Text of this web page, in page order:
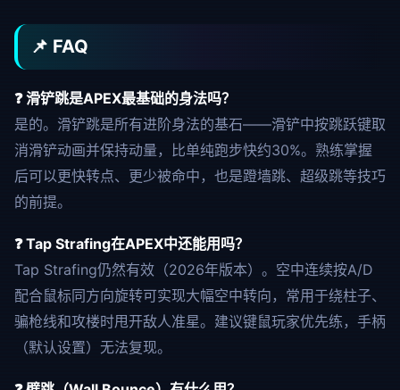
📌 FAQ
❓ 滑铲跳是APEX最基础的身法吗？
是的。滑铲跳是所有进阶身法的基石——滑铲中按跳跃键取
消滑铲动画并保持动量，比单纯跑步快约30%。熟练掌握
后可以更快转点、更少被命中，也是蹬墙跳、超级跳等技巧
的前提。
❓ Tap Strafing在APEX中还能用吗？
Tap Strafing仍然有效（2026年版本）。空中连续按A/D
配合鼠标同方向旋转可实现大幅空中转向，常用于绕柱子、
骗枪线和攻楼时甩开敌人准星。建议键鼠玩家优先练，手柄
（默认设置）无法复现。